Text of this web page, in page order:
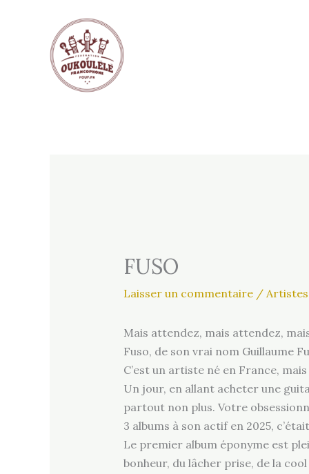
FUSO
Laisser un commentaire / Artistes
Mais attendez, mais attendez,
Fuso, de son vrai nom Guillaume
C’est un artiste né en France,
Un jour, en allant acheter une
partout non plus. Votre
3 albums à son actif en 2025,
Le premier album éponyme est
bonheur, du lâcher prise, de la